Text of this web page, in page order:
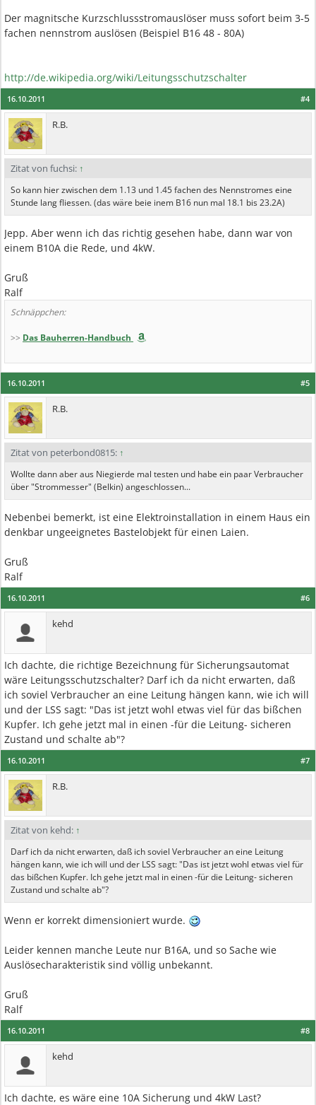
Der magnitsche Kurzschlussstromauslöser muss sofort beim 3-5
fachen nennstrom auslösen (Beispiel B16 48 - 80A)
http://de.wikipedia.org/wiki/Leitungsschutzschalter
#4
16.10.2011
R.B.
Zitat von fuchsi: ↑
So kann hier zwischen dem 1.13 und 1.45 fachen des Nennstromes eine
Stunde lang fliessen. (das wäre beie inem B16 nun mal 18.1 bis 23.2A)
Jepp. Aber wenn ich das richtig gesehen habe, dann war von
einem B10A die Rede, und 4kW.
Gruß
Ralf
Schnäppchen:
>> Das Bauherren-Handbuch
#5
16.10.2011
R.B.
Zitat von peterbond0815: ↑
Wollte dann aber aus Niegierde mal testen und habe ein paar Verbraucher
über "Strommesser" (Belkin) angeschlossen...
Nebenbei bemerkt, ist eine Elektroinstallation in einem Haus ein
denkbar ungeeignetes Bastelobjekt für einen Laien.
Gruß
Ralf
#6
16.10.2011
kehd
Ich dachte, die richtige Bezeichnung für Sicherungsautomat
wäre Leitungsschutzschalter? Darf ich da nicht erwarten, daß
ich soviel Verbraucher an eine Leitung hängen kann, wie ich will
und der LSS sagt: "Das ist jetzt wohl etwas viel für das bißchen
Kupfer. Ich gehe jetzt mal in einen -für die Leitung- sicheren
Zustand und schalte ab"?
#7
16.10.2011
R.B.
Zitat von kehd: ↑
Darf ich da nicht erwarten, daß ich soviel Verbraucher an eine Leitung
hängen kann, wie ich will und der LSS sagt: "Das ist jetzt wohl etwas viel für
das bißchen Kupfer. Ich gehe jetzt mal in einen -für die Leitung- sicheren
Zustand und schalte ab"?
Wenn er korrekt dimensioniert wurde.
Leider kennen manche Leute nur B16A, und so Sache wie
Auslösecharakteristik sind völlig unbekannt.
Gruß
Ralf
#8
16.10.2011
kehd
Ich dachte, es wäre eine 10A Sicherung und 4kW Last?